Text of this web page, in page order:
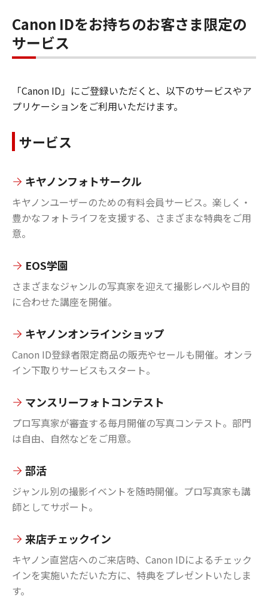
Canon IDをお持ちのお客さま限定の
サービス
「Canon ID」にご登録いただくと、以下のサービスやア
プリケーションをご利用いただけます。
サービス
キヤノンフォトサークル
キヤノンユーザーのための有料会員サービス。楽しく・
豊かなフォトライフを支援する、さまざまな特典をご用
意。
EOS学園
さまざまなジャンルの写真家を迎えて撮影レベルや目的
に合わせた講座を開催。
キヤノンオンラインショップ
Canon ID登録者限定商品の販売やセールも開催。オンラ
イン下取りサービスもスタート。
マンスリーフォトコンテスト
プロ写真家が審査する毎月開催の写真コンテスト。部門
は自由、自然などをご用意。
部活
ジャンル別の撮影イベントを随時開催。プロ写真家も講
師としてサポート。
来店チェックイン
キヤノン直営店へのご来店時、Canon IDによるチェック
インを実施いただいた方に、特典をプレゼントいたしま
す。